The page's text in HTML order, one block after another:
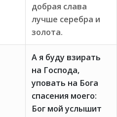
добрая слава
лучше серебра и
золота.
А я буду взирать
на Господа,
уповать на Бога
спасения моего:
Бог мой услышит